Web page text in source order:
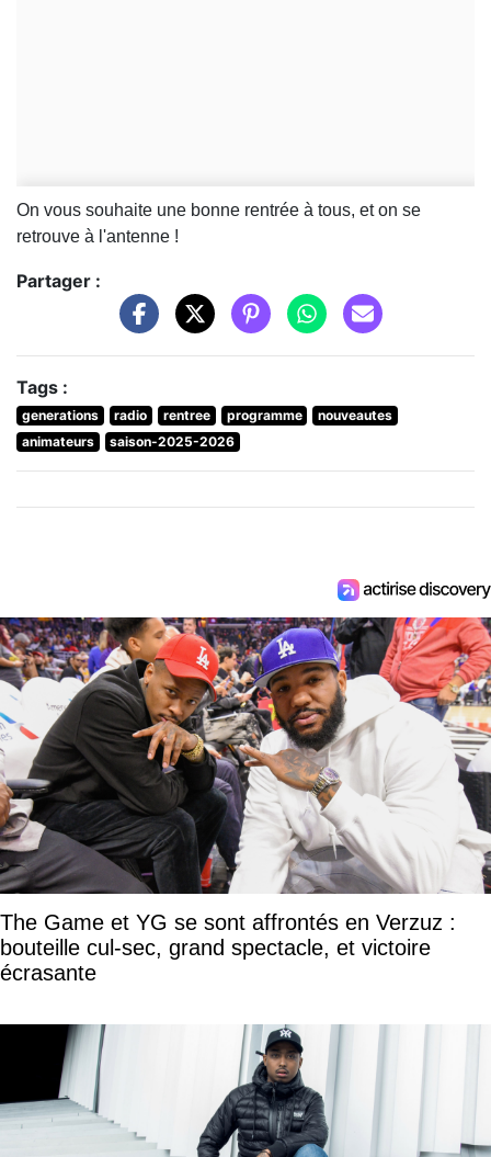
On vous souhaite une bonne rentrée à tous, et on se
retrouve à l'antenne !
Partager :
Tags :
generations radio rentree programme
nouveautes
animateurs
saison-2025-2026
The Game et YG se sont affrontés en Verzuz :
bouteille cul-sec, grand spectacle, et victoire
écrasante